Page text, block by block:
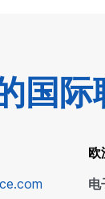
国际
欧
电